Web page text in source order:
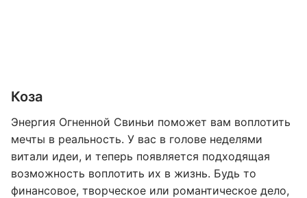
Коза
Энергия Огненной Свиньи поможет вам воплотить
мечты в реальность. У вас в голове неделями
витали идеи, и теперь появляется подходящая
возможность воплотить их в жизнь. Будь то
финансовое, творческое или романтическое дело,